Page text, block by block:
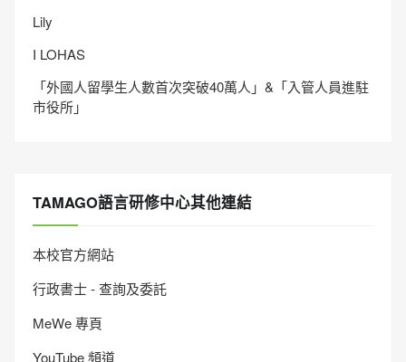
Lily
I LOHAS
「外國人留學生人數首次突破40萬人」&「入管人員進駐
市役所」
TAMAGO語言研修中心其他連結
本校官方網站
行政書士 - 查詢及委託
MeWe 專頁
YouTube 頻道